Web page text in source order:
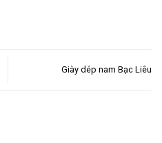
Giày dép nam Bạc Liêu